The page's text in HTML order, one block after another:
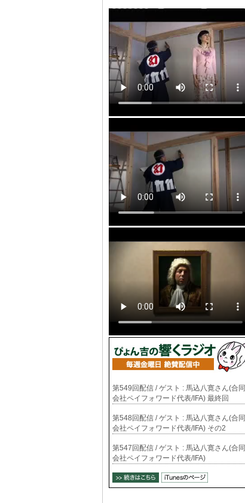
第549回配信 / ゲスト : 馬込八寛さん(合同
会社ペイフォワード代表/IFA) 最終回
第548回配信 / ゲスト : 馬込八寛さん(合同
会社ペイフォワード代表/IFA) その2
第547回配信 / ゲスト : 馬込八寛さん(合同
会社ペイフォワード代表/IFA)